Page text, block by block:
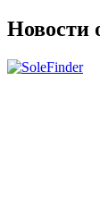
Новости